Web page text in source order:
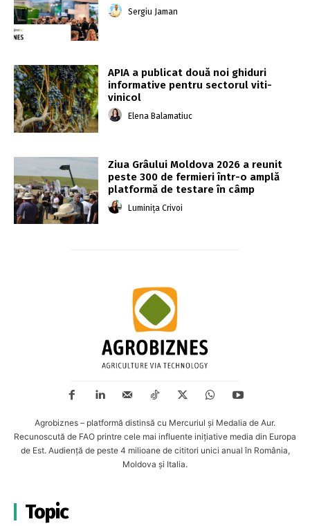
Sergiu Jaman
APIA a publicat două noi ghiduri
informative pentru sectorul viti-
vinicol
Elena Balamatiuc
Ziua Grâului Moldova 2026 a reunit
peste 300 de fermieri într-o amplă
platformă de testare în câmp
Luminița Crivoi
Agrobiznes – platformă distinsă cu Mercuriul și Medalia de Aur.
Recunoscută de FAO printre cele mai influente inițiative media din Europa
de Est. Audiență de peste 4 milioane de cititori unici anual în România,
Moldova și Italia.
Topic